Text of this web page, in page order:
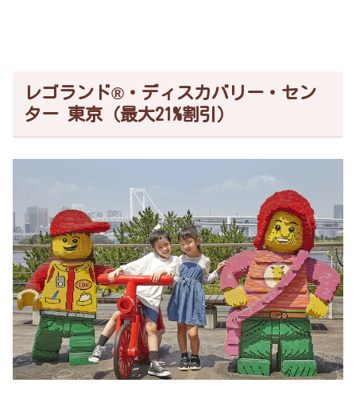
レゴランド®・ディスカバリー・セン
ター 東京（最大21%割引）